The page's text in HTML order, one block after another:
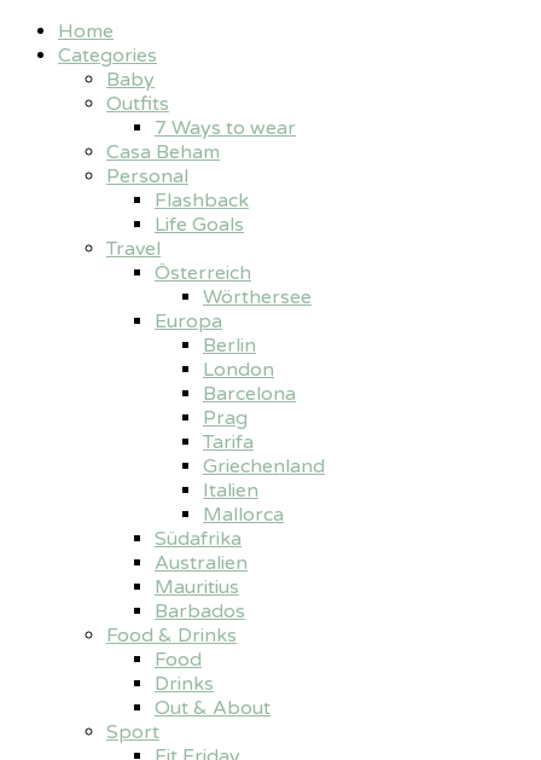
Home
Categories
Baby
Outfits
7 Ways to wear
Casa Beham
Personal
Flashback
Life Goals
Travel
Österreich
Wörthersee
Europa
Berlin
London
Barcelona
Prag
Tarifa
Griechenland
Italien
Mallorca
Südafrika
Australien
Mauritius
Barbados
Food & Drinks
Food
Drinks
Out & About
Sport